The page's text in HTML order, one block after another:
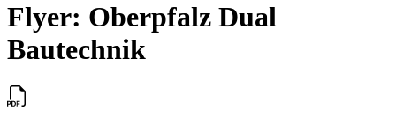
Flyer: Oberpfalz Dual
Bautechnik